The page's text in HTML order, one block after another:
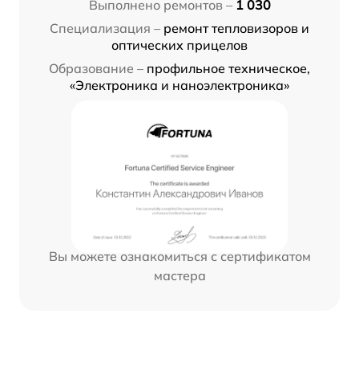
Выполнено ремонтов – 1 030
Специализация – ремонт тепловизоров и
оптических прицелов
Образование – профильное техническое,
«Электроника и наноэлектроника»
Вы можете ознакомиться с сертификатом
мастера